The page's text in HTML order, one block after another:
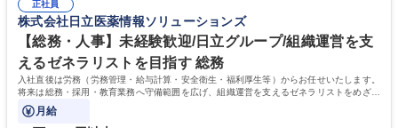
正社員
株式会社日立医薬情報ソリューションズ
【総務・人事】未経験歓迎/日立グループ/組織運営を支
えるゼネラリストを目指す 総務
入社直後は労務（労務管理・給与計算・安全衛生・福利厚生等）からお任せいたします。
将来は総務・採用・教育業務へ守備範囲を広げ、組織運営を支えるゼネラリストをめざせ
ます。
月給